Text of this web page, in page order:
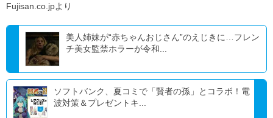
Fujisan.co.jpより
美人姉妹が“赤ちゃんおじさん”のえじきに…フレン
チ美女監禁ホラーが令和...
ソフトバンク、夏コミで「賢者の孫」とコラボ！電
波対策＆プレゼントキ...